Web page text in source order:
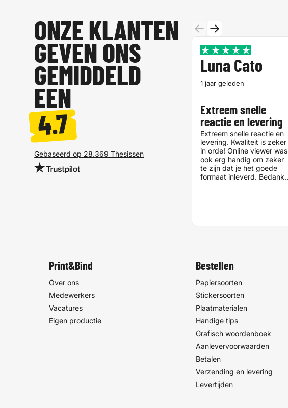
ONZE KLANTEN
GEVEN ONS
GEMIDDELD
EEN
4.7
Gebaseerd op 28.369 Thesissen
Luna Cato
1 jaar geleden
Extreem snelle
reactie en levering
Extreem snelle reactie en
levering. Kwaliteit is zeker
in orde! Online viewer was
ook erg handig om zeker
te zijn dat je het goede
formaat inleverd. Bedankt
Print&Bind
Over ons
Medewerkers
Vacatures
Eigen productie
Bestellen
Papiersoorten
Stickersoorten
Plaatmaterialen
Handige tips
Grafisch woordenboek
Aanlevervoorwaarden
Betalen
Verzending en levering
Levertijden